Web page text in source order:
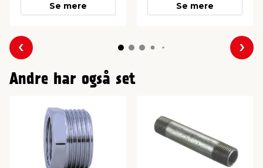
Se mere Se mere
Forrige
Andre har også set